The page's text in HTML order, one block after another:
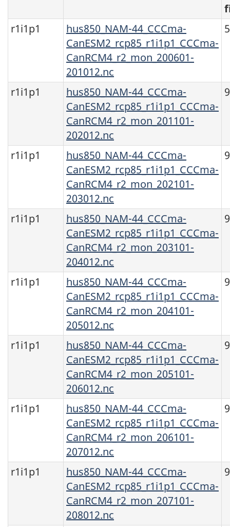
r1i1p1
hus850_NAM-44_CCCma-
CanESM2_rcp85_r1i1p1_CCCma-
CanRCM4_r2_mon_200601-
201012.nc
r1i1p1
hus850_NAM-44_CCCma-
CanESM2_rcp85_r1i1p1_CCCma-
CanRCM4_r2_mon_201101-
202012.nc
r1i1p1
hus850_NAM-44_CCCma-
CanESM2_rcp85_r1i1p1_CCCma-
CanRCM4_r2_mon_202101-
203012.nc
r1i1p1
hus850_NAM-44_CCCma-
CanESM2_rcp85_r1i1p1_CCCma-
CanRCM4_r2_mon_203101-
204012.nc
r1i1p1
hus850_NAM-44_CCCma-
CanESM2_rcp85_r1i1p1_CCCma-
CanRCM4_r2_mon_204101-
205012.nc
r1i1p1
hus850_NAM-44_CCCma-
CanESM2_rcp85_r1i1p1_CCCma-
CanRCM4_r2_mon_205101-
206012.nc
r1i1p1
hus850_NAM-44_CCCma-
CanESM2_rcp85_r1i1p1_CCCma-
CanRCM4_r2_mon_206101-
207012.nc
r1i1p1
hus850_NAM-44_CCCma-
CanESM2_rcp85_r1i1p1_CCCma-
CanRCM4_r2_mon_207101-
208012.nc